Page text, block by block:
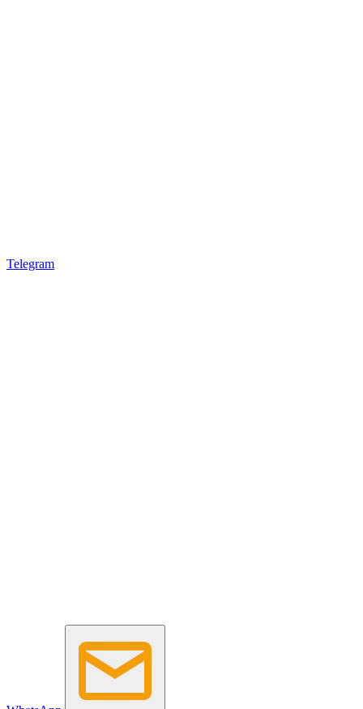
Telegram